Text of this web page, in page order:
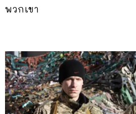
พวกเขา